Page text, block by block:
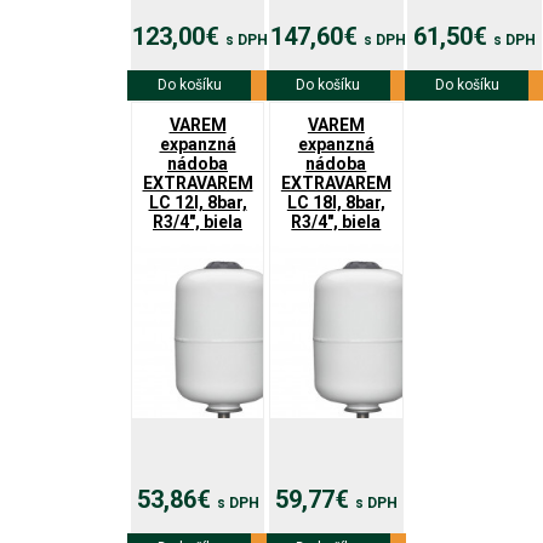
123,00€ s DPH
Viac info
Do košíku
147,60€ s DPH
Viac info
Do košíku
61,50€ s DPH
Viac info
Do košíku
VAREM
expanzná
nádoba
EXTRAVAREM
LC 12l, 8bar,
R3/4", biela
53,86€ s DPH
VAREM
expanzná
nádoba
EXTRAVAREM
LC 18l, 8bar,
R3/4", biela
59,77€ s DPH